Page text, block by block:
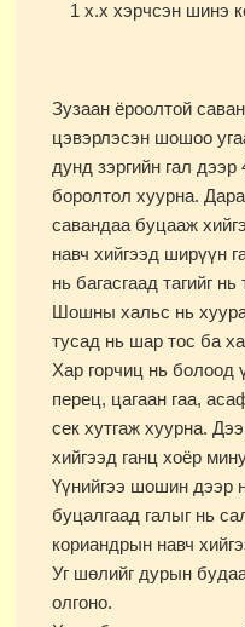
1 х.х хэрчсэн шинэ
Зузаан ёроолтой
цэвэрлэсэн шошоо
дунд зэргийн гал
боролтол хуурна.
савандаа буцааж
навч хийгээд ширүүн
нь багасгаад тагийг
Шошны хальс нь
тусад нь шар тос ба
Хар горчиц нь болоод
перец, цагаан гаа,
сек хутгаж хуурна.
хийгээд ганц хоёр
Үүнийгээ шошин дээр
буцалгаад галыг нь
кориандрын навч
Уг шөлийг дурын
олгоно.